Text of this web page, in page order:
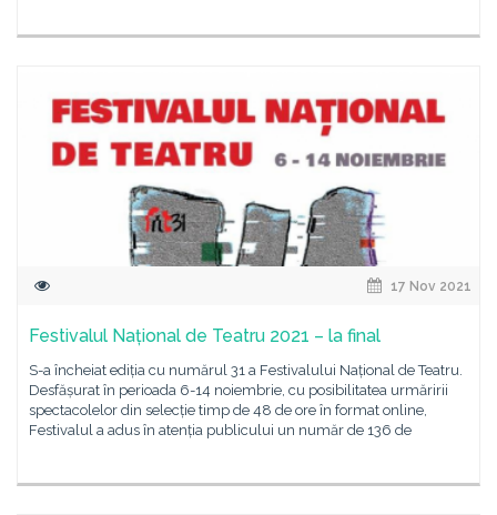
17 Nov 2021
Festivalul Național de Teatru 2021 – la final
S-a încheiat ediția cu numărul 31 a Festivalului Național de Teatru.
Desfășurat în perioada 6-14 noiembrie, cu posibilitatea urmăririi
spectacolelor din selecție timp de 48 de ore în format online,
Festivalul a adus în atenția publicului un număr de 136 de